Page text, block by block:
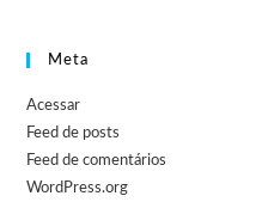
Meta
Acessar
Feed de posts
Feed de comentários
WordPress.org